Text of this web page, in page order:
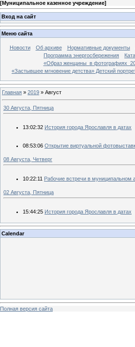
[Муниципальное казенное учреждение]
Вход на сайт
Меню сайта
Новости Об архиве Нормативные документы
Программа энергосбережения
«Образ женщины в фотографиях
«Застывшее мгновение детства» Детский
Главная » 2019 » Август
30 Августа, Пятница
13:02:32 История города Ярославля в датах
08:53:06 Открытие виртуальной
08 Августа, Четверг
10:22:11 Рабочие встречи в муниципальном
02 Августа, Пятница
15:44:25 История города Ярославля в датах
Calendar
Полная версия сайта